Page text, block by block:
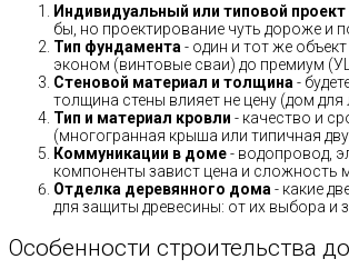
Индивидуальный или типовой проект
бы, но проектирование чуть дороже и
Тип фундамента - один и тот же
эконом (винтовые сваи) до премиум
Стеновой материал и толщина -
толщина стены влияет не цену (дом
Тип и материал кровли - качество и
(многогранная крыша или типичная
Коммуникации в доме- водопровод,
компоненты завист цена и сложность
Отделка деревянного дома - какие
для защиты древесины: от их выбора и
Особенности строительства